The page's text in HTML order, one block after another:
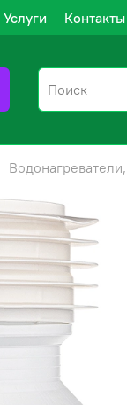
Услуги Контакты